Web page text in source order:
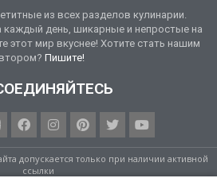
из всех разделов кулинарии.
день, шикарные и непростые на
этот мир вкуснее! Хотите стать нашим
Пишите!
допускается только при наличии активной
ссылки